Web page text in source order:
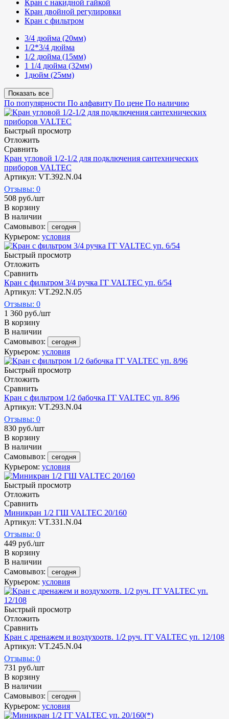
Кран с накидной гайкой
Кран двойной регулировки
Кран с фильтром
3/4 дюйма (20мм)
1/2*3/4 дюйма
1/2 дюйма (15мм)
1 1/4 дюйма (32мм)
1дюйм (25мм)
Показать все
По популярности По алфавиту По цене По наличию
Быстрый просмотр
Отложить
Сравнить
Кран угловой 1/2-1/2 для подключения сантехнических
приборов VALTEC
Артикул: VT.392.N.04
Отзывы: 0
508 руб./шт
В корзину
В наличии
Самовывоз:
сегодня
Курьером: условия
Быстрый просмотр
Отложить
Сравнить
Кран с фильтром 3/4 ручка ГГ VALTEC уп. 6/54
Артикул: VT.292.N.05
Отзывы: 0
1 360 руб./шт
В корзину
В наличии
Самовывоз:
сегодня
Курьером: условия
Быстрый просмотр
Отложить
Сравнить
Кран с фильтром 1/2 бабочка ГГ VALTEC уп. 8/96
Артикул: VT.293.N.04
Отзывы: 0
830 руб./шт
В корзину
В наличии
Самовывоз:
сегодня
Курьером: условия
Быстрый просмотр
Отложить
Сравнить
Миникран 1/2 ГШ VALTEC 20/160
Артикул: VT.331.N.04
Отзывы: 0
449 руб./шт
В корзину
В наличии
Самовывоз:
сегодня
Курьером: условия
Быстрый просмотр
Отложить
Сравнить
Кран с дренажем и воздухоотв. 1/2 руч. ГГ VALTEC уп. 12/108
Артикул: VT.245.N.04
Отзывы: 0
731 руб./шт
В корзину
В наличии
Самовывоз:
сегодня
Курьером: условия